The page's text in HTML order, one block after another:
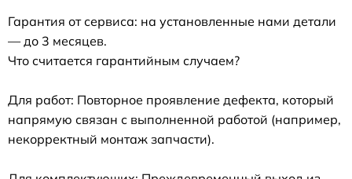
Гарантия от сервиса: на установленные нами детали
— до 3 месяцев.
Что считается гарантийным случаем?
Для работ: Повторное проявление дефекта, который
напрямую связан с выполненной работой (например,
некорректный монтаж запчасти).